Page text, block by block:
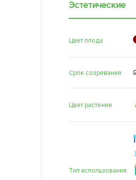
Эстетические
Цвет плода
Срок созревания
Цвет растения
Тип использования